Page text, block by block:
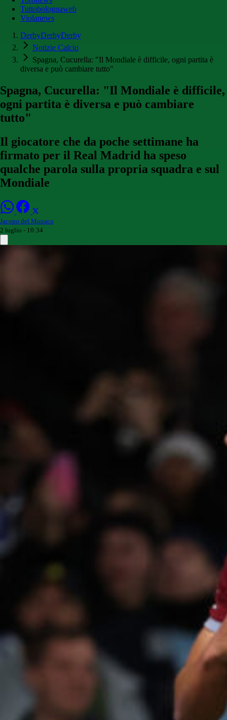
Tuttobolognaweb
Violanews
DerbyDerbyDerby
Notizie Calcio
Spagna, Cucurella: "Il Mondiale è difficile, ogni partita è
diversa e può cambiare tutto"
Spagna, Cucurella: "Il Mondiale è difficile,
ogni partita è diversa e può cambiare
tutto"
Il giocatore che da poche settimane ha
firmato per il Real Madrid ha speso
qualche parola sulla propria squadra e sul
Mondiale
Jacopo del Monaco
2 luglio - 10:34